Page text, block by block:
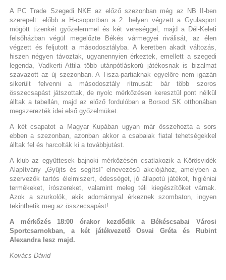
A PC Trade Szegedi NKE az előző szezonban még az NB II-ben
szerepelt: előbb a H-csoportban a 2. helyen végzett a Gyulasport
mögött tizenkét győzelemmel és két vereséggel, majd a Dél-Keleti
felsőházban végül megelőzte Békés vármegyei riválisát, az élen
végzett és feljutott a másodosztályba. A keretben akadt változás,
hiszen négyen távoztak, ugyanennyien érkeztek, emellett a szegedi
legenda, Vadkerti Attila több utánpótláskorú játékosnak is bizalmat
szavazott az új szezonban. A Tisza-partiaknak egyelőre nem igazán
sikerült felvenni a másodosztály ritmusát: bár több szoros
összecsapást játszottak, de nyolc mérkőzésen keresztül pont nélkül
álltak a tabellán, majd az előző fordulóban a Borsod SK otthonában
megszerezték idei első győzelmüket.
A két csapatot a Magyar Kupában ugyan már összehozta a sors
ebben a szezonban, azonban akkor a csabaiak fiatal tehetségekkel
álltak fel és harcolták ki a továbbjutást.
A klub az együttesek bajnoki mérkőzésén csatlakozik a Körösvidék
Alapítvány „Gyűjts és segíts!” elnevezésű akciójához, amelyben a
szervezők tartós élelmiszert, édességet, jó állapotú játékot, higiéniai
termékeket, írószereket, valamint meleg téli kiegészítőket várnak.
Azok a szurkolók, akik adománnyal érkeznek szombaton, ingyen
tekinthetik meg az összecsapást!
A mérkőzés 18:00 órakor kezdődik a Békéscsabai Városi
Sportcsarnokban, a két játékvezető Osvai Gréta és Rubint
Alexandra lesz majd.
Kovács Dávid